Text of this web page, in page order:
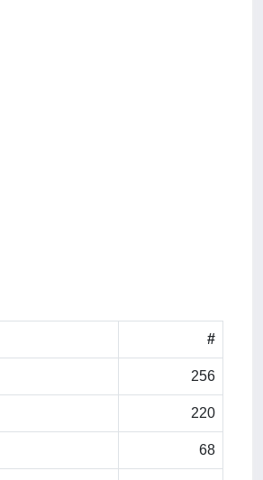
#
256
220
68